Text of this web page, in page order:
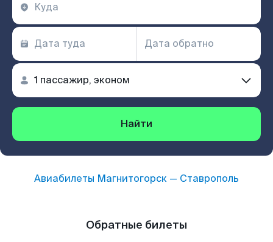
Найти
Авиабилеты Магнитогорск — Ставрополь
Обратные билеты